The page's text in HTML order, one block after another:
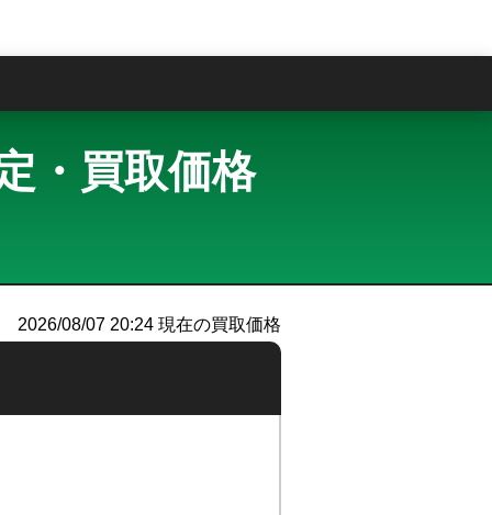
・買取価格
2026/08/07 20:24 現在の買取価格